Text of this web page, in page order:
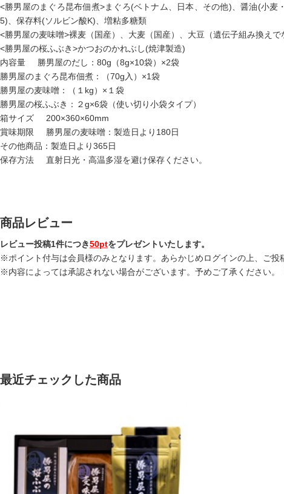
<勝男屋のまぐろ昆布佃煮>まぐろ(ベトナム、日本、その他)、醤油(小
5)、保存料(ソルビン酸K)、増粘多糖類
<勝男屋の麦味噌>裸麦（国産）、大麦（国産）、大豆（遺伝子組み換え
<勝男屋の桜ふぶき>かつおのかれぶし(焼津製造)
内容量 勝男屋のだし：80g（8g×10袋）×2袋
勝男屋のまぐろ昆布佃煮：（70g入）×1袋
勝男屋の麦味噌：（１kg）×１袋
勝男屋の桜ふぶき：２g×6袋（使い切り小袋タイプ）
箱サイズ 200×360×60mm
賞味期限 勝男屋の麦味噌：製造日より180日
その他商品：製造日より365日
保存方法 直射日光・高温多湿を避け保存ください。
商品レビュー
レビュー投稿1件につき50ptをプレゼントいたします。
※ポイント付与は会員様のみとなります。あらかじめログインの上、ご投
※内容によっては承認されない場合がございます。予めご了承ください。
最近チェックした商品